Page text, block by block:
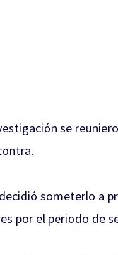
se
someterlo a
por el periodo de